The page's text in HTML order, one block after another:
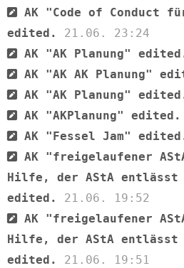
AK "Code of Conduct
edited.
21.06. 23:24
AK "AK Planung"
AK "AK AK Planung"
AK "AK Planung"
AK "AKPlanung" edited.
AK "Fessel Jam"
AK "freigelaufener
Hilfe, der AStA
edited.
21.06. 19:52
AK "freigelaufener
Hilfe, der AStA
edited.
21.06. 19:51